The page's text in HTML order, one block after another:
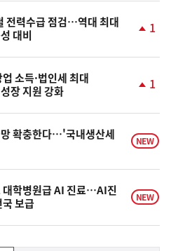
전력수급 점검…역대 최대
대비
1
소득·법인세 최대
장 지원 강화
승
1
확충한다…'국내생산세
NEW
대학병원급 AI 진료…AI진
보급
NEW